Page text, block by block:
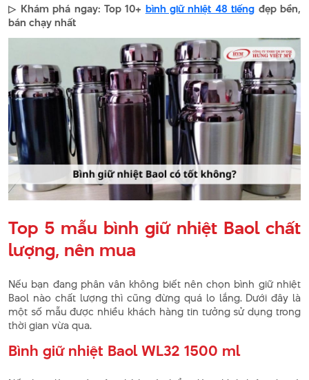
▷ Khám phá ngay: Top 10+ bình giữ nhiệt 48 tiếng đẹp bền,
bán chạy nhất
Top 5 mẫu bình giữ nhiệt Baol chất
lượng, nên mua
Nếu bạn đang phân vân không biết nên chọn bình giữ nhiệt
Baol nào chất lượng thì cũng đừng quá lo lắng. Dưới đây là
một số mẫu được nhiều khách hàng tin tưởng sử dụng trong
thời gian vừa qua.
Bình giữ nhiệt Baol WL32 1500 ml